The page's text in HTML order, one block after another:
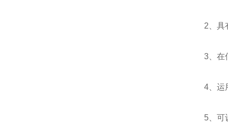
2、具
3、在
4、运
5、可